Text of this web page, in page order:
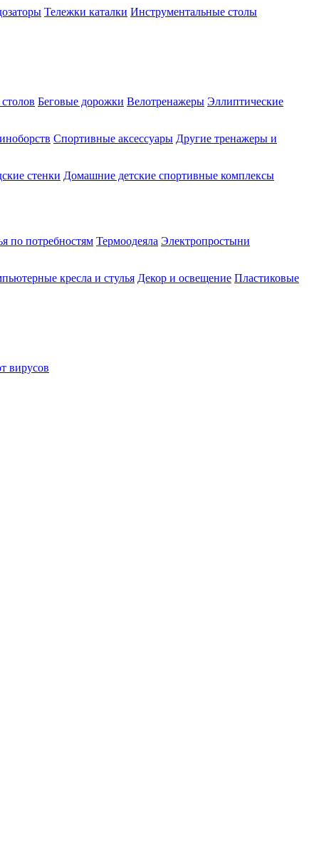
Тележки каталки Инструментальные столы
Беговые дорожки Велотренажеры Эллиптические
Спортивные аксессуары Другие тренажеры и
стенки Домашние детские спортивные комплексы
по потребностям Термоодеяла Электропростыни
кресла и стулья Декор и освещение Пластиковые
вирусов